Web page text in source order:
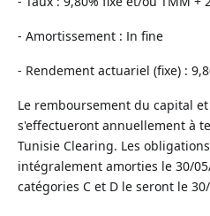
- Amortissement : In fine
- Rendement actuariel (fixe) :
Le remboursement du capital
s'effectueront annuellement à
Tunisie Clearing. Les
intégralement amorties le 30/
catégories C et D le seront le